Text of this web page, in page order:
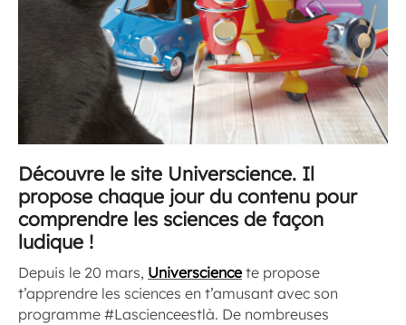
Découvre le site Universcience. Il
propose chaque jour du contenu pour
comprendre les sciences de façon
ludique !
Depuis le 20 mars, Universciencete propose
t’apprendre les sciences en t’amusant avec son
programme #Lascienceestlà. De nombreuses